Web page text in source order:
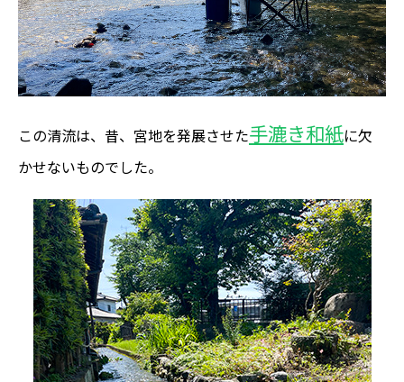
この清流は、昔、宮地を発展させた手漉き和紙に欠
かせないものでした。